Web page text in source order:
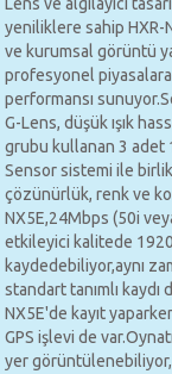
yeniliklere sahip HXR-
ve kurumsal görüntü
profesyonel piyasalara
performansı
G-Lens, düşük ışık
grubu kullanan 3 adet
Sensor sistemi ile
çözünürlük, renk ve
NX5E,24Mbps (50i
etkileyici kalitede
kaydedebiliyor,aynı
standart tanımlı kaydı
NX5E'de kayıt
GPS işlevi de
yer